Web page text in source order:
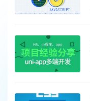
前端技术